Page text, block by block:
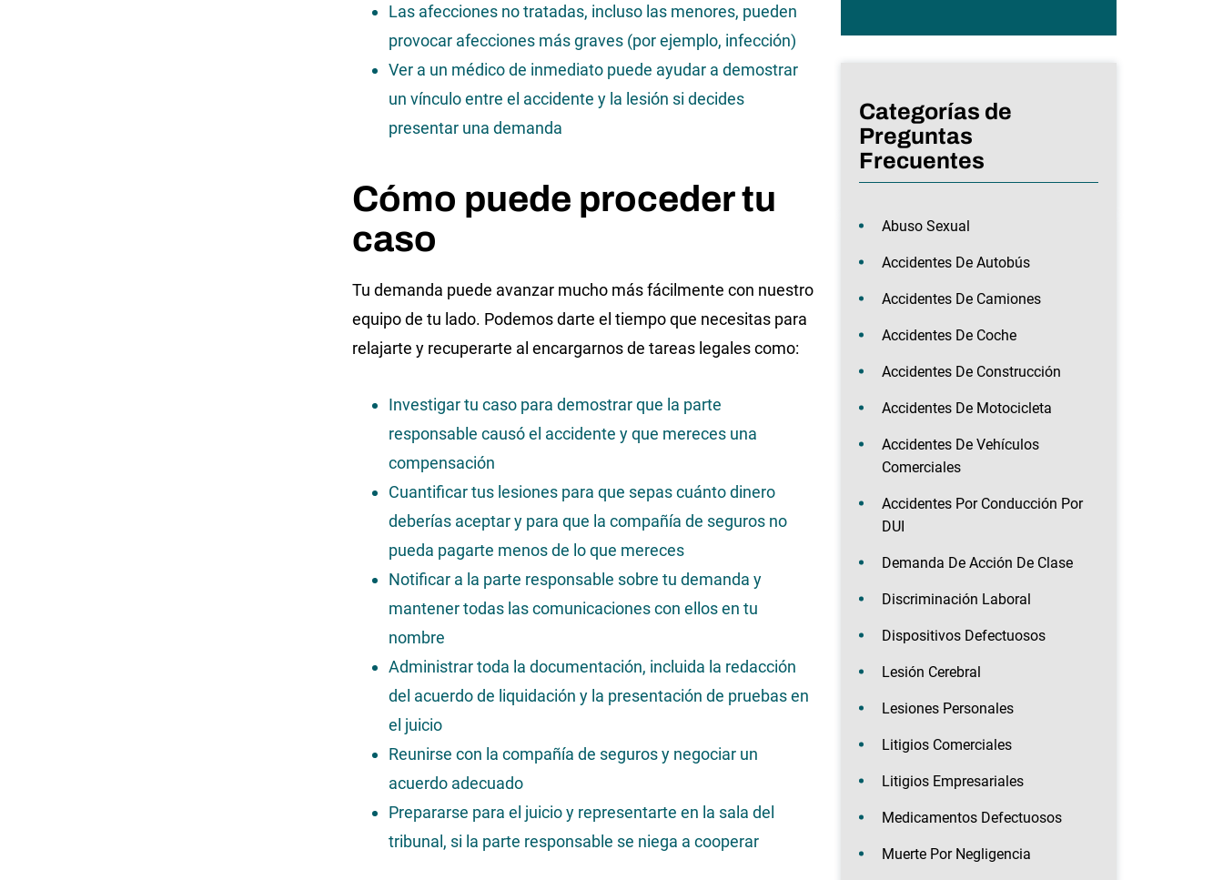
Las afecciones no tratadas, incluso las menores, pueden
provocar afecciones más graves (por ejemplo, infección)
Ver a un médico de inmediato puede ayudar a demostrar
un vínculo entre el accidente y la lesión si decides
presentar una demanda
Cómo puede proceder tu
caso
Tu demanda puede avanzar mucho más fácilmente con nuestro
equipo de tu lado. Podemos darte el tiempo que necesitas para
relajarte y recuperarte al encargarnos de tareas legales como:
Investigar tu caso para demostrar que la parte
responsable causó el accidente y que mereces una
compensación
Cuantificar tus lesiones para que sepas cuánto dinero
deberías aceptar y para que la compañía de seguros no
pueda pagarte menos de lo que mereces
Notificar a la parte responsable sobre tu demanda y
mantener todas las comunicaciones con ellos en tu
nombre
Administrar toda la documentación, incluida la redacción
del acuerdo de liquidación y la presentación de pruebas en
el juicio
Reunirse con la compañía de seguros y negociar un
acuerdo adecuado
Prepararse para el juicio y representarte en la sala del
tribunal, si la parte responsable se niega a cooperar
Categorías de
Preguntas
Frecuentes
Abuso Sexual
Accidentes De Autobús
Accidentes De Camiones
Accidentes De Coche
Accidentes De Construcción
Accidentes De Motocicleta
Accidentes De Vehículos
Comerciales
Accidentes Por Conducción Por
DUI
Demanda De Acción De Clase
Discriminación Laboral
Dispositivos Defectuosos
Lesión Cerebral
Lesiones Personales
Litigios Comerciales
Litigios Empresariales
Medicamentos Defectuosos
Muerte Por Negligencia